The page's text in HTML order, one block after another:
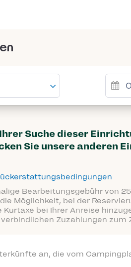
Suche dieser
Sie unsere anderen
Bearbeitungsgebühr von
Möglichkeit, bei der
Kurtaxe bei Ihrer Anreise
Zuzahlungen
an, die vom